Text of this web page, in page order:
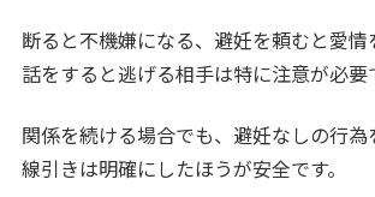
断ると不機嫌になる、避妊を頼むと愛
話をすると逃げる相手は特に注意が必要
関係を続ける場合でも、避妊なしの行
線引きは明確にしたほうが安全です。